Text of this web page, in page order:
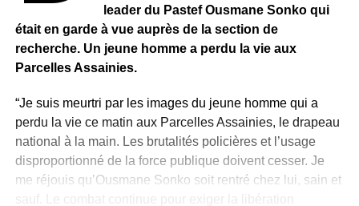
leader du Pastef Ousmane Sonko qui
était en garde à vue auprès de la section de
recherche. Un jeune homme a perdu la vie aux
Parcelles Assainies.
“Je suis meurtri par les images du jeune homme qui a
perdu la vie ce matin aux Parcelles Assainies, le drapeau
national à la main. Les brutalités policières et l’usage
disproportionné de la force publique doivent cesser. Je
me réjouis qu’Ousmane Sonko soit rentré chez lui, sain et